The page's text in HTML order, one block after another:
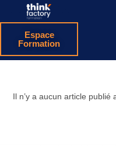
Espace
Formation
Il n’y a aucun article publié